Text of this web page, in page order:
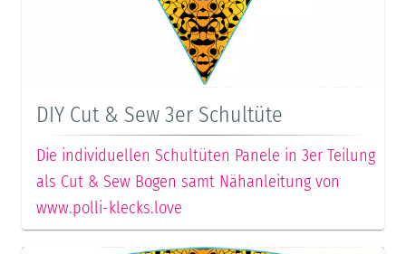
DIY Cut & Sew 3er Schultüte
Die individuellen Schultüten Panele in 3er Teilung
als Cut & Sew Bogen samt Nähanleitung von
www.polli-klecks.love